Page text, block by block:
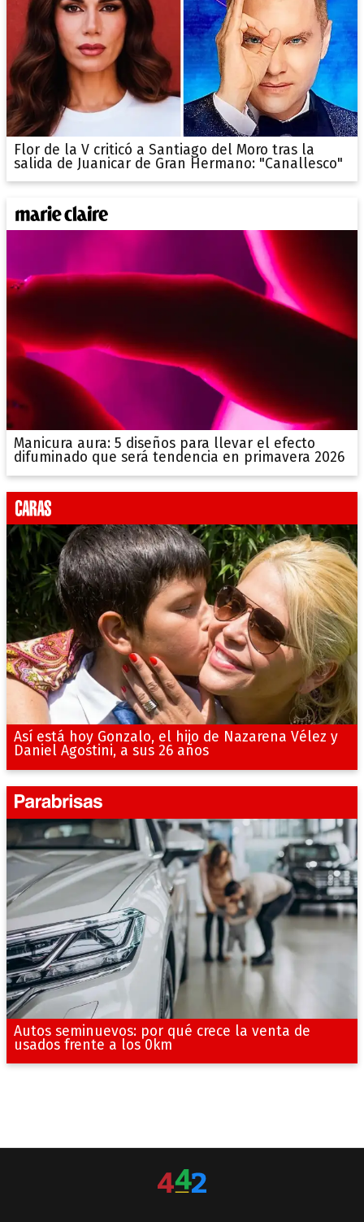
Flor de la V criticó a Santiago del Moro tras la
salida de Juanicar de Gran Hermano: "Canallesco"
Manicura aura: 5 diseños para llevar el efecto
difuminado que será tendencia en primavera 2026
Así está hoy Gonzalo, el hijo de Nazarena Vélez y
Daniel Agostini, a sus 26 años
Autos seminuevos: por qué crece la venta de
usados frente a los 0km